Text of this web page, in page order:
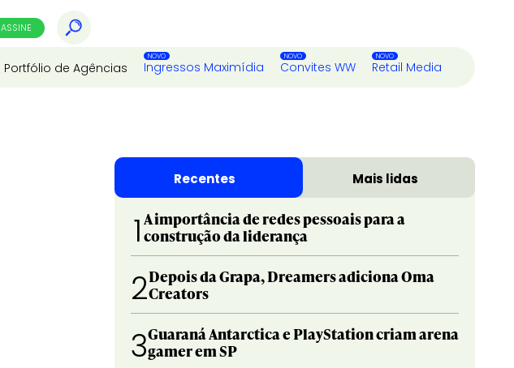
ASSINE
Portfólio de Agências Ingressos Maximídia Convites WW Retail Media
Recentes Mais lidas
1 A importância de redes pessoais para a
construção da liderança
2Depois da Grapa, Dreamers adiciona Oma
Creators
3Guaraná Antarctica e PlayStation criam arena
gamer em SP